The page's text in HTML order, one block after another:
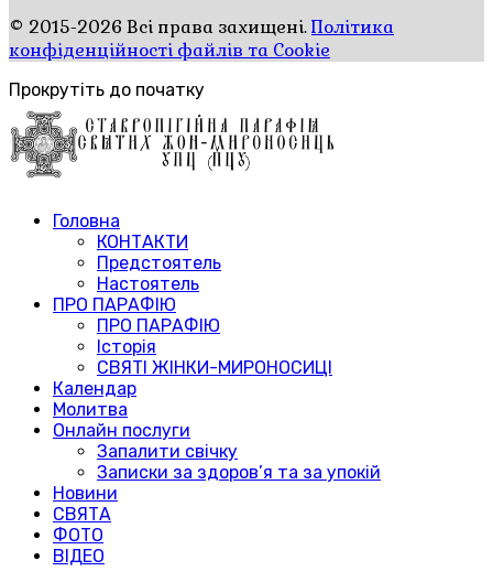
© 2015-2026 Всі права захищені.Політика
конфіденційності файлів та Cookie
Прокрутіть до початку
Головна
КОНТАКТИ
Предстоятель
Настоятель
ПРО ПАРАФІЮ
ПРО ПАРАФІЮ
Історія
СВЯТІ ЖІНКИ-МИРОНОСИЦІ
Календар
Молитва
Онлайн послуги
Запалити свічку
Записки за здоров’я та за упокій
Новини
СВЯТА
ФОТО
ВІДЕО